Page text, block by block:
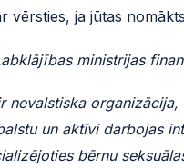
ja jūtas
ministrijas
nevalstiska
un aktīvi darbojas
bērnu